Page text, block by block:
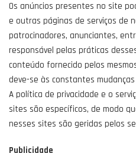
Os anúncios presentes no site
e outras páginas de serviços de
patrocinadores, anunciantes,
responsável pelas práticas
conteúdo fornecido pelos
deve-se às constantes
A política de privacidade e o
sites são específicos, de modo
nesses sites são geridas pelos
Publicidade